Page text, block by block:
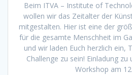
Beim ITVA – Institute of
wollen wir das Zeitalter der
mitgestalten. Hier ist eine der
für die gesamte Menschheit im
und wir laden Euch herzlich ein,
Challenge zu sein! Einladung
Workshop am